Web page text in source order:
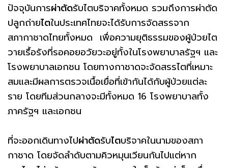
ปัจจุบันการผ่าตัดรับไตบริจาคทั้งหมด รวมถึงการผ่าตัด
ปลูกถ่ายไตในประเทศไทยจะได้รับการจัดสรรจาก
สภากาชาดไทยทั้งหมด เพื่อความยุติธรรมของผู้ป่วยไต
วายเรื้อรังที่รอคอยอวัยวะอยู่ทั้งในโรงพยาบาลรัฐฯ และ
โรงพยาบาลเอกชน โดยทางกาชาดจะจัดสรรไตที่เหมาะ
สมและมีผลการตรวจเนื้อเยื่อที่เข้ากันได้กับผู้ป่วยแต่ละ
ราย โดยทีมส่วนกลางจะมีทั้งหมด 16 โรงพยาบาลทั้ง
ภาครัฐฯ และเอกชน
ที่จะออกเดินทางไปผ่าตัดรับไตบริจาคในนามของสภา
กาชาด โดยจัดลำดับตามคิวหมุนเวียนกันไปแต่หาก